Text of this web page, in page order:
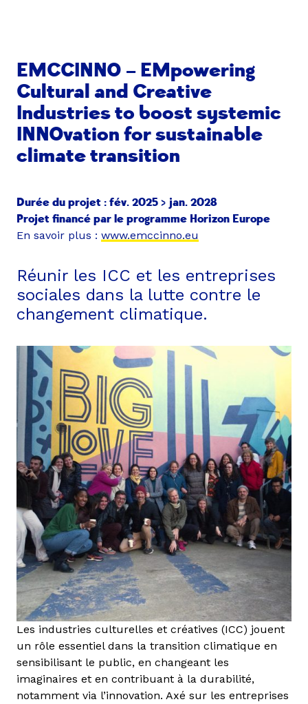
EMCCINNO – EMpowering
Cultural and Creative
Industries to boost systemic
INNOvation for sustainable
climate transition
Durée du projet : fév. 2025 > jan. 2028
Projet financé par le programme Horizon Europe
En savoir plus : www.emccinno.eu
Réunir les ICC et les entreprises
sociales dans la lutte contre le
changement climatique.
Les industries culturelles et créatives (ICC) jouent
un rôle essentiel dans la transition climatique en
sensibilisant le public, en changeant les
imaginaires et en contribuant à la durabilité,
notamment via l’innovation. Axé sur les entreprises